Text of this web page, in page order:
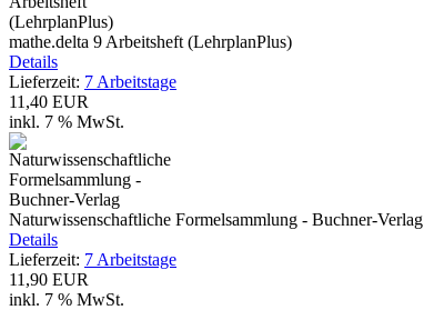
mathe.delta 9 Arbeitsheft (LehrplanPlus)
Details
Lieferzeit: 7 Arbeitstage
11,40 EUR
inkl. 7 % MwSt.
Naturwissenschaftliche Formelsammlung - Buchner-Verlag
Details
Lieferzeit: 7 Arbeitstage
11,90 EUR
inkl. 7 % MwSt.